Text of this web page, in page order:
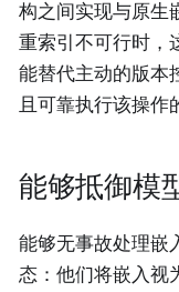
构之间实现与原生
重索引不可行时，
能替代主动的版本
且可靠执行该操作
能够抵御模
能够无事故处理嵌
态：他们将嵌入视